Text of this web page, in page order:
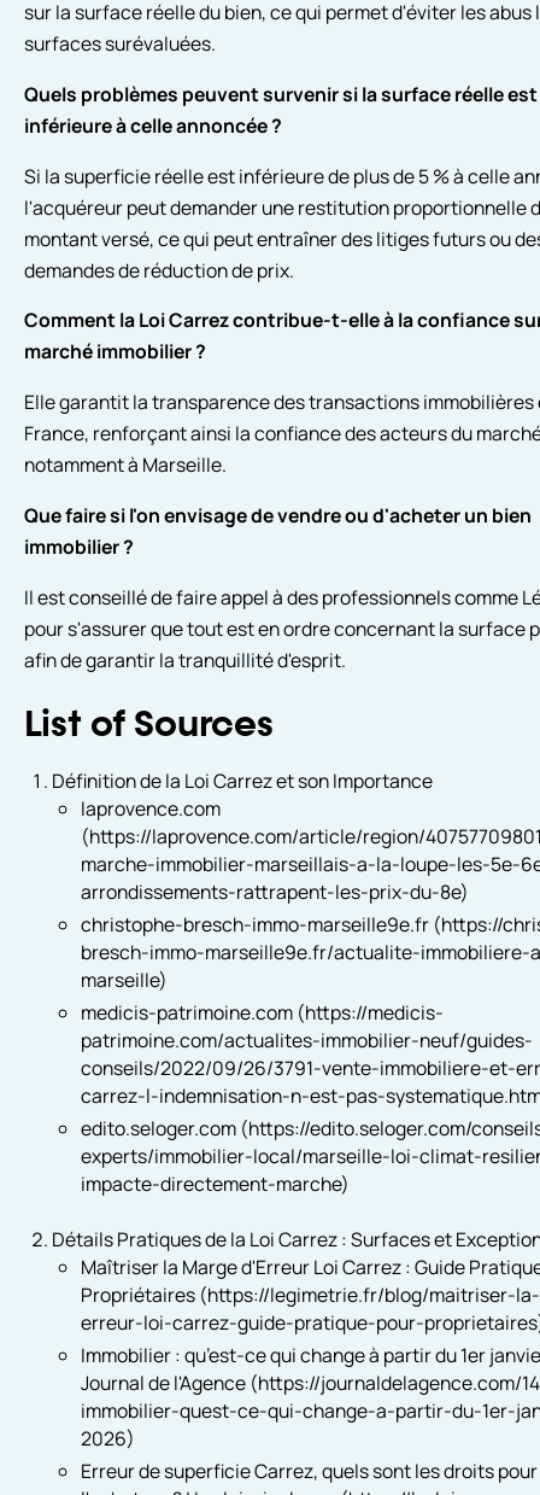
sur la surface réelle du bien, ce qui permet d'éviter les abus
surfaces surévaluées.
Quels problèmes peuvent survenir si la surface réelle est
inférieure à celle annoncée ?
Si la superficie réelle est inférieure de plus de 5 % à celle
l'acquéreur peut demander une restitution proportionnelle
montant versé, ce qui peut entraîner des litiges futurs ou
demandes de réduction de prix.
Comment la Loi Carrez contribue-t-elle à la confiance
marché immobilier ?
Elle garantit la transparence des transactions immobilières
France, renforçant ainsi la confiance des acteurs du
notamment à Marseille.
Que faire si l'on envisage de vendre ou d'acheter un bien
immobilier ?
Il est conseillé de faire appel à des professionnels comme
pour s'assurer que tout est en ordre concernant la surface
afin de garantir la tranquillité d'esprit.
List of Sources
Définition de la Loi Carrez et son Importance
laprovence.com
(https://laprovence.com/article/region/
marche-immobilier-marseillais-a-la-loupe-les-5e-
arrondissements-rattrapent-les-prix-du-8e)
christophe-bresch-immo-marseille9e.fr (https://
bresch-immo-marseille9e.fr/actualite-immobiliere-
marseille)
medicis-patrimoine.com (https://medicis-
patrimoine.com/actualites-immobilier-neuf/guides-
conseils/2022/09/26/3791-vente-immobiliere-et-
carrez-l-indemnisation-n-est-pas-
edito.seloger.com (https://edito.seloger.com/
experts/immobilier-local/marseille-loi-climat-
impacte-directement-marche)
Détails Pratiques de la Loi Carrez : Surfaces et
Maîtriser la Marge d'Erreur Loi Carrez : Guide
Propriétaires (https://legimetrie.fr/blog/maitriser-
erreur-loi-carrez-guide-pratique-pour-
Immobilier : qu’est-ce qui change à partir du 1er
Journal de l'Agence (https://journaldelagence.com/
immobilier-quest-ce-qui-change-a-partir-du-1er-
2026)
Erreur de superficie Carrez, quels sont les droits pour